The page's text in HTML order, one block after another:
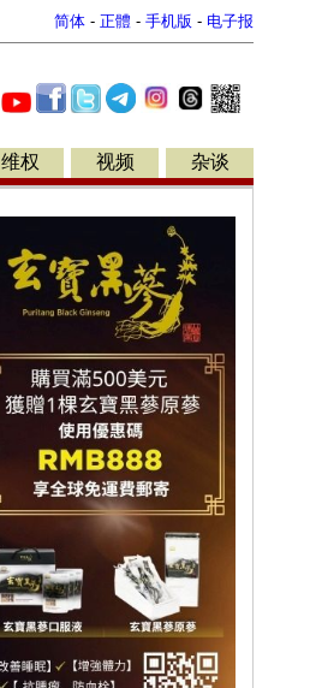
简体 - 正體 - 手机版 - 电子报
维权 视频 杂谈